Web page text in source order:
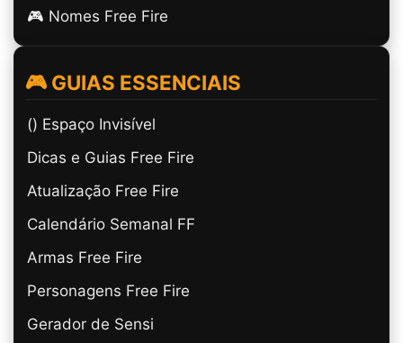
🎮 Nomes Free Fire
🎮 GUIAS ESSENCIAIS
(ㅤ) Espaço Invisível
Dicas e Guias Free Fire
Atualização Free Fire
Calendário Semanal FF
Armas Free Fire
Personagens Free Fire
Gerador de Sensi